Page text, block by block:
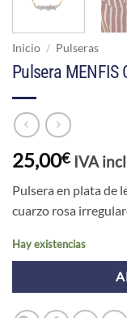
Inicio / Pulseras
Pulsera MENFIS
25,00€ IVA
Pulsera en plata de
cuarzo rosa
Hay existencias